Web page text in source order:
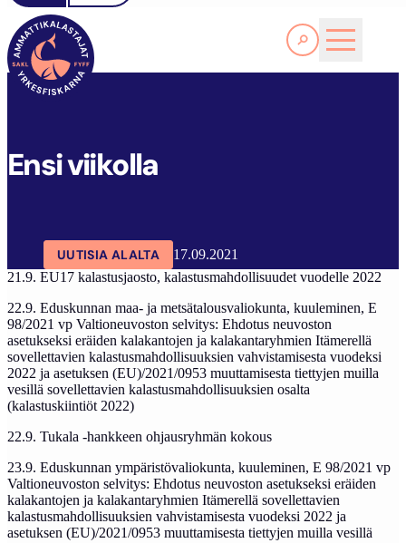
Lue lisää
SAKL
Ensi viikolla
UUTISIA ALALTA
17.09.2021
21.9. EU17 kalastusjaosto, kalastusmahdollisuudet vuodelle 2022
22.9. Eduskunnan maa- ja metsätalousvaliokunta, kuuleminen, E
98/2021 vp Valtioneuvoston selvitys: Ehdotus neuvoston
asetukseksi eräiden kalakantojen ja kalakantaryhmien Itämerellä
sovellettavien kalastusmahdollisuuksien vahvistamisesta vuodeksi
2022 ja asetuksen (EU)/2021/0953 muuttamisesta tiettyjen muilla
vesillä sovellettavien kalastusmahdollisuuksien osalta
(kalastuskiintiöt 2022)
22.9. Tukala -hankkeen ohjausryhmän kokous
23.9. Eduskunnan ympäristövaliokunta, kuuleminen, E 98/2021 vp
Valtioneuvoston selvitys: Ehdotus neuvoston asetukseksi eräiden
kalakantojen ja kalakantaryhmien Itämerellä sovellettavien
kalastusmahdollisuuksien vahvistamisesta vuodeksi 2022 ja
asetuksen (EU)/2021/0953 muuttamisesta tiettyjen muilla vesillä